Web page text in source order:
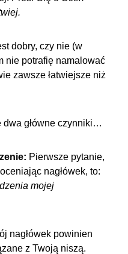
dobry, czy nie (w
nie potrafię namalować
zawsze łatwiejsze niż
dwa główne czynniki…
Pierwsze pytanie,
nagłówek, to:
mojej
nagłówek powinien
z Twoją niszą.